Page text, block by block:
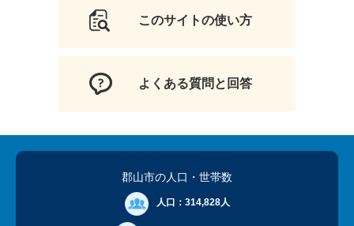
このサイトの使い方
よくある質問と回答
郡山市の人口 ・世帯数
人口： 314,828人